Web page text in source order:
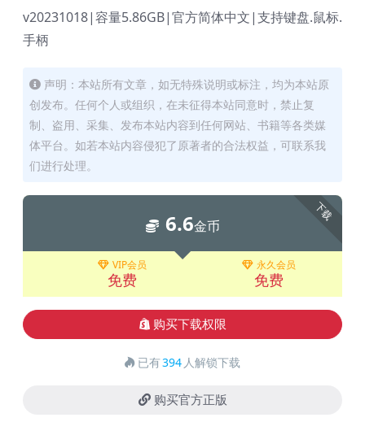
v20231018|容量5.86GB|官方简体中文|支持键盘.鼠标.
手柄
声明：本站所有文章，如无特殊说明或标注，均为本站原
创发布。任何个人或组织，在未征得本站同意时，禁止复
制、盗用、采集、发布本站内容到任何网站、书籍等各类媒
体平台。如若本站内容侵犯了原著者的合法权益，可联系我
们进行处理。
下载
6.6金币
VIP会员
免费
永久会员
免费
购买下载权限
已有394 人解锁下载
购买官方正版